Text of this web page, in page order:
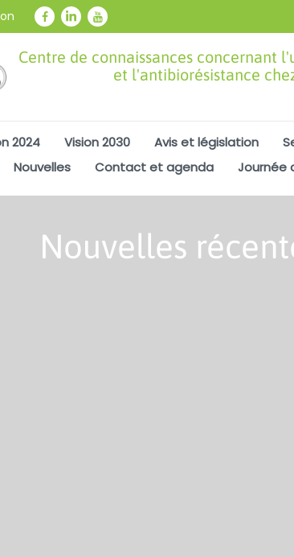
Centre de connaissances concernant
et l'antibiorésistance
2024 Vision 2030 Avis et législation
Nouvelles Contact et agenda Journée
Nouvelles